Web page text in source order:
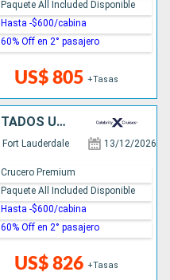
US$ 805 +Tasas
Paquete All Included Disponible
Hasta -$600/cabina
60% Off en 2° pasajero
REPÚBLICA DOMINICANA, ESTADOS UNIDOS, PUERTO RICO, BAHAMAS
Fort Lauderdale 13/12/2026
US$ 826 +Tasas
Crucero Premium
Paquete All Included Disponible
Hasta -$600/cabina
60% Off en 2° pasajero